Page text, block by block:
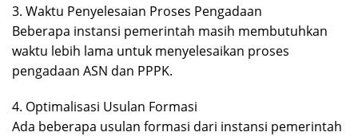
3. Waktu Penyelesaian Proses Pengadaan
Beberapa instansi pemerintah masih membutuhkan
waktu lebih lama untuk menyelesaikan proses
pengadaan ASN dan PPPK.
4. Optimalisasi Usulan Formasi
Ada beberapa usulan formasi dari instansi pemerintah